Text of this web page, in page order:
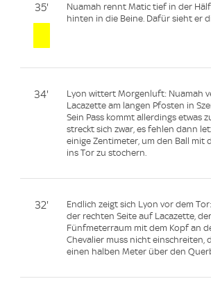
35'
Nuamah rennt Matic tief in der
hinten in die Beine. Dafür sieht er
34'
Lyon wittert Morgenluft: Nuamah
Lacazette am langen Pfosten in
Sein Pass kommt allerdings etwas
streckt sich zwar, es fehlen dann
einige Zentimeter, um den Ball mit
ins Tor zu stochern.
32'
Endlich zeigt sich Lyon vor dem
der rechten Seite auf Lacazette,
Fünfmeterraum mit dem Kopf an
Chevalier muss nicht einschreiten,
einen halben Meter über den